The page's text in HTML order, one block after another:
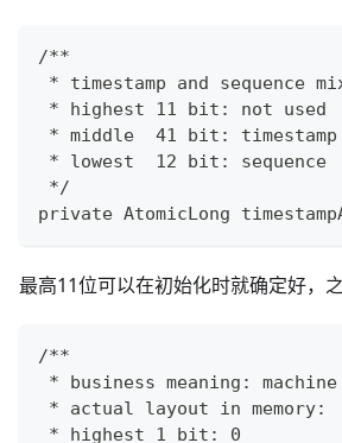
/**
* timestamp and sequence
* highest 11 bit: not used
* middle  41 bit: timestamp
* lowest  12 bit: sequence
*/
private AtomicLong
最高11位可以在初始化时就确定好，之
/**
* business meaning:
* actual layout in memory:
* highest 1 bit: 0